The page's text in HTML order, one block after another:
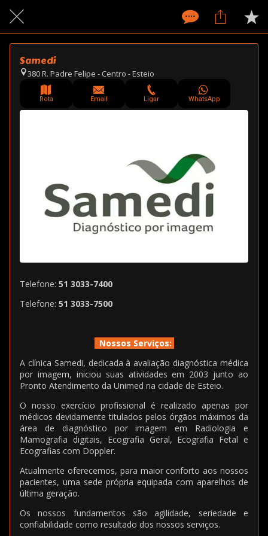
Samedi
380 R. Padre Felipe - Centro - Esteio
Rota Email Ligar WhatsApp
Telefone: 51 3033-7400
Telefone: 51 3033-7500
Nossos Serviços:
A clínica Samedi, dedicada à avaliação diagnóstica médica
por imagem, iniciou suas atividades em 2003 junto ao
Pronto Atendimento da Unimed na cidade de Esteio.
O nosso exercício profissional é realizado apenas por
médicos devidamente titulados pelos órgãos máximos da
área de diagnóstico por imagem em Radiologia e
Mamografia digitais, Ecografia Geral, Ecografia Fetal e
Ecografias com Doppler.
Atualmente oferecemos, para maior conforto aos nossos
pacientes, uma sede própria equipada com aparelhos de
última geração.
Os nossos fundamentos são agilidade, seriedade e
confiabilidade como resultado dos nossos serviços.